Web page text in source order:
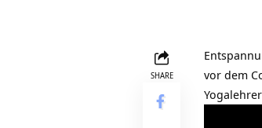
SHARE
vor dem